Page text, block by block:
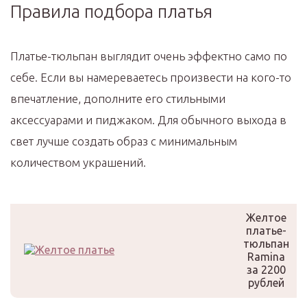
Правила подбора платья
Платье-тюльпан выглядит очень эффектно само по
себе. Если вы намереваетесь произвести на кого-то
впечатление, дополните его стильными
аксессуарами и пиджаком. Для обычного выхода в
свет лучше создать образ с минимальным
количеством украшений.
Желтое
платье-
тюльпан
Ramina
за 2200
рублей